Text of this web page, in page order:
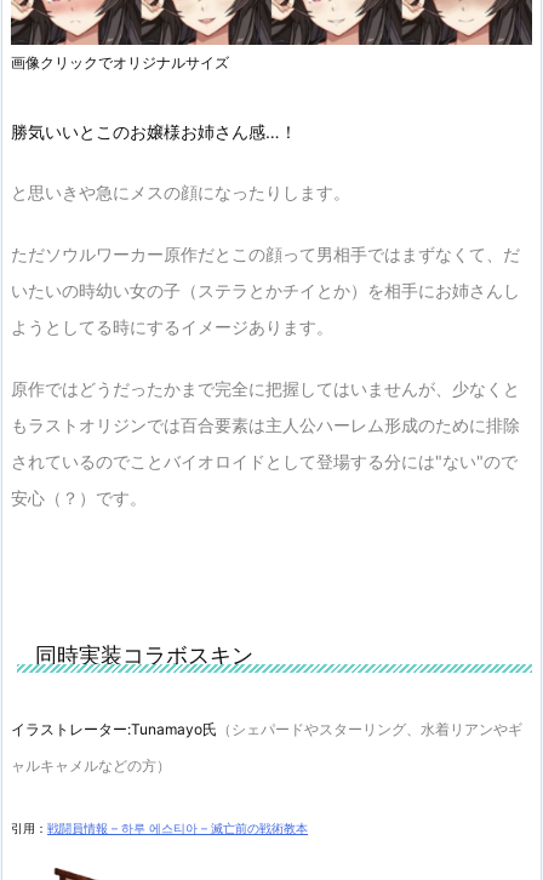
事件後、母親は必要以上に彼女を叱りつけた。
イリスの事情を考慮しようとせず、ただ叱責するばか
「空白」は現れた。
とその光景を眺めるしかなかった。
すべてを飲み込む空白を前に、彼女が抱える幾多の感
無念、忍耐、反抗、罪悪感…。
画像クリックでオリジナルサイズ
勝気いいとこのお嬢様お姉さん感…！
と思いきや急にメスの顔になったりします。
ただソウルワーカー原作だとこの顔って男相手ではまずなくて、だ
いたいの時幼い女の子（ステラとかチイとか）を相手にお姉さんし
ようとしてる時にするイメージあります。
原作ではどうだったかまで完全に把握してはいませんが、少なくと
もラストオリジンでは百合要素は主人公ハーレム形成のために排除
されているのでことバイオロイドとして登場する分には"ない"ので
安心（？）です。
同時実装コラボスキン
イラストレーター:Tunamayo氏 （シェパードやスターリング、水着リアンやギ
ャルキャメルなどの方）
引用： 戦闘員情報 – 하루 에스티아 – 滅亡前の戦術教本